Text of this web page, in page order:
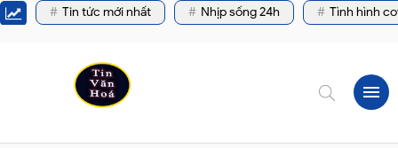
Tin tức mới nhất Nhịp sống 24h Tình hình